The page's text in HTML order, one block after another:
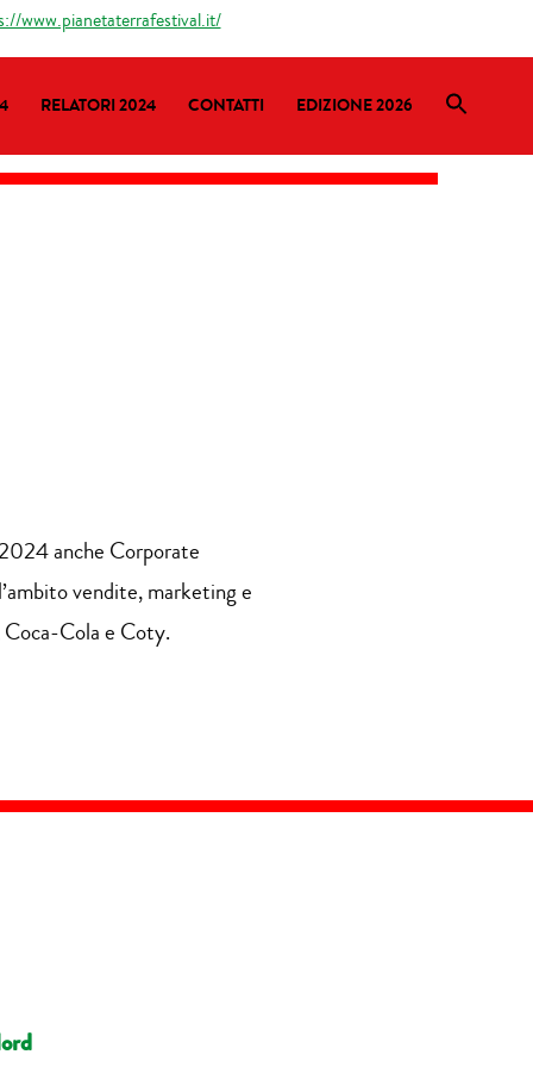
RELATORI 2024 CONTATTI EDIZIONE 2026
www.pianetaterrafestival.it/
anche Corporate
vendite, marketing e
Cola e Coty.